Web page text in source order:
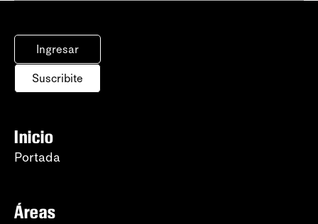
Ingresar
Suscribite
Inicio
Portada
Áreas